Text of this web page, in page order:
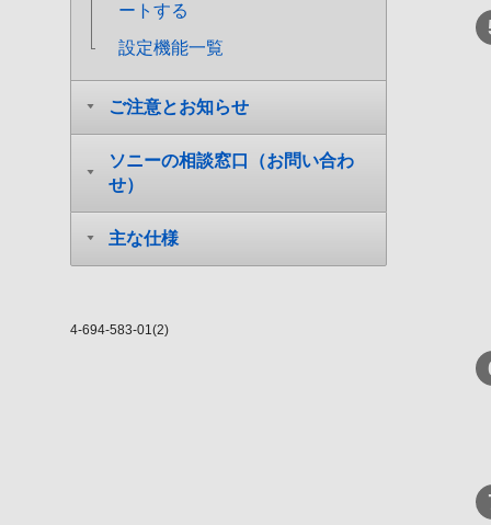
ートする
設定機能一覧
ご注意とお知らせ
ソニーの相談窓口（お問い合わ
せ）
主な仕様
4-694-583-01(2)